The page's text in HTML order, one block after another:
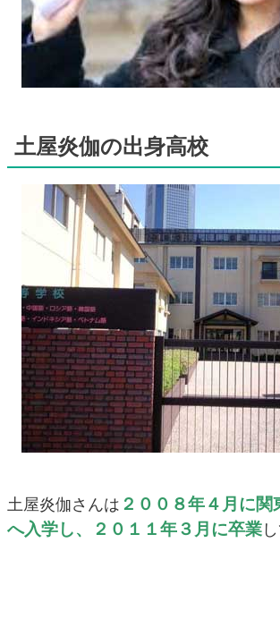
土屋炎伽の出身高校
土屋炎伽さんは ２００８年４月に
へ入学し、２０１１年３月に卒業